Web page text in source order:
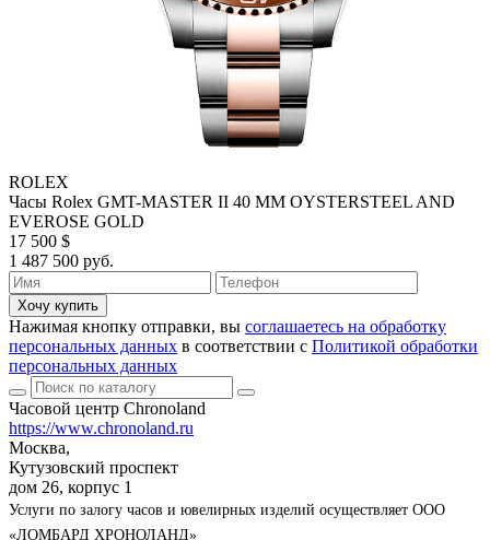
ROLEX
Часы Rolex GMT-MASTER II 40 MM OYSTERSTEEL AND
EVEROSE GOLD
17 500 $
1 487 500 руб.
Хочу купить
Нажимая кнопку отправки, вы соглашаетесь на обработку
персональных данных в соответствии с Политикой обработки
персональных данных
Часовой центр Chronoland
https://www.chronoland.ru
Москва,
Кутузовский проспект
дом 26, корпус 1
Услуги по залогу часов и ювелирных изделий осуществляет ООО
«ЛОМБАРД ХРОНОЛАНД»